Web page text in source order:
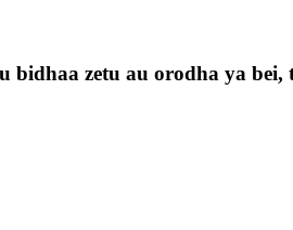
bidhaa zetu au orodha ya